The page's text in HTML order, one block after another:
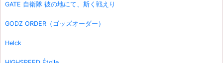
GATE 自衛隊 彼の地にて、斯く戦えり
GODZ ORDER（ゴッズオーダー）
Helck